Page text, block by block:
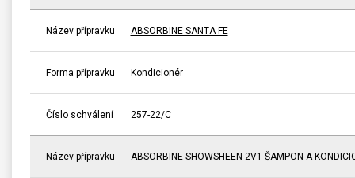
Název přípravku ABSORBINE SANTA FE
Forma přípravku Kondicionér
Číslo schválení 257-22/C
Název přípravku ABSORBINE SHOWSHEEN 2V1 ŠAMPON A